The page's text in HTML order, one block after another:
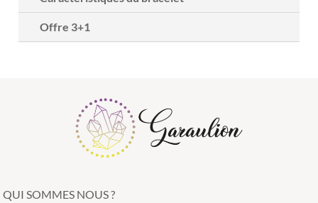
Offre 3+1
QUI SOMMES NOUS ?